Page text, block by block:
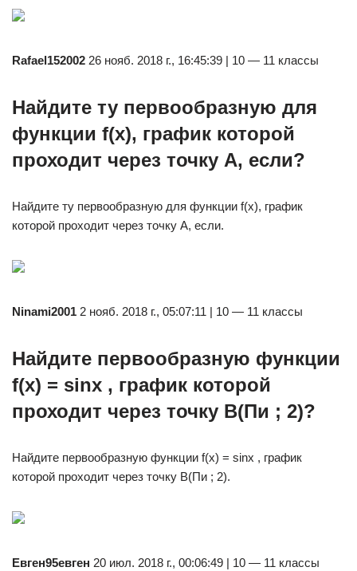
Rafael152002 26 нояб. 2018 г., 16:45:39 | 10 — 11 классы
Найдите ту первообразную для
функции f(x), график которой
проходит через точку А, если?
Найдите ту первообразную для функции f(x), график
которой проходит через точку А, если.
Ninami2001 2 нояб. 2018 г., 05:07:11 | 10 — 11 классы
Найдите первообразную функции
f(x) = sinx , график которой
проходит через точку B(Пи ; 2)?
Найдите первообразную функции f(x) = sinx , график
которой проходит через точку B(Пи ; 2).
Евген95евген 20 июл. 2018 г., 00:06:49 | 10 — 11 классы